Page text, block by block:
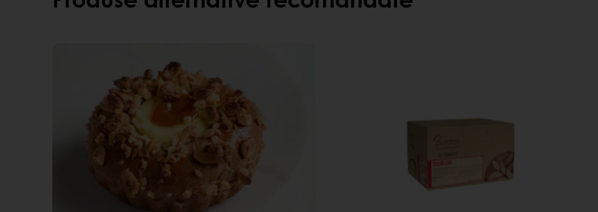
Aspect al produselor îmbunătățit, fiind foarte rezistentă la
Avantaje consumator
Gust plăcut de alune de pădure și cacao
Textură fină